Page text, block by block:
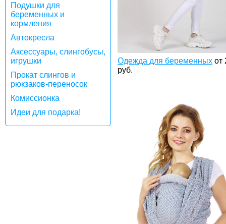
Подушки для
беременных и
кормления
Автокресла
Аксессуары, слингобусы,
игрушки
Прокат слингов и
рюкзаков-переносок
Комиссионка
Идеи для подарка!
Одежда для беременных от
руб.